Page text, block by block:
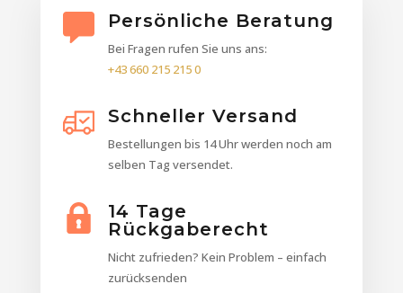
Persönliche Beratung
Bei Fragen rufen Sie uns ans:
+43 660 215 215 0
Schneller Versand
Bestellungen bis 14 Uhr werden noch am
selben Tag versendet.
14 Tage
Rückgaberecht
Nicht zufrieden? Kein Problem – einfach
zurücksenden